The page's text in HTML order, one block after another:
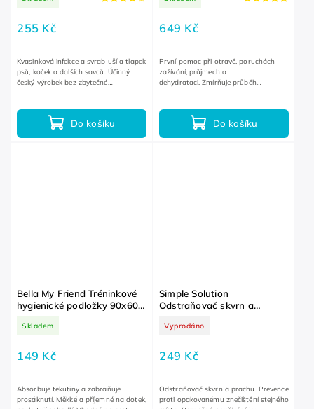
255 Kč
Do košíku
Kvasinková infekce a svrab uší a tlapek
psů, koček a dalších savců. Účinný
český výrobek bez zbytečné
649 Kč
Do košíku
První pomoc při otravě, poruchách
zažívání, průjmech a
dehydrataci. Zmírňuje průběh
Bella My Friend Tréninkové
hygienické podložky 90x60
Skladem
149 Kč
Absorbuje tekutiny a zabraňuje
prosáknutí. Měkké a příjemné na dotek,
Simple Solution
Odstraňovač skvrn a
Vyprodáno
249 Kč
Odstraňovač skvrn a prachu. Prevence
proti opakovanému znečištění stejného